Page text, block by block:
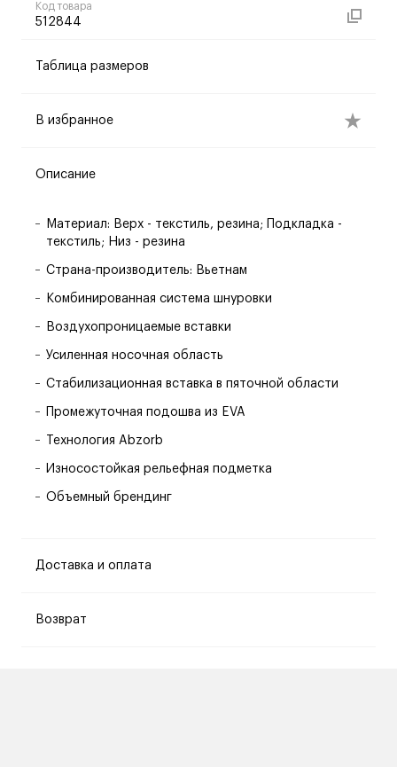
Код товара
512844
Таблица размеров
В избранное
Описание
Материал: Верх - текстиль, резина; Подкладка -
текстиль; Низ - резина
Страна-производитель: Вьетнам
Комбинированная система шнуровки
Воздухопроницаемые вставки
Усиленная носочная область
Стабилизационная вставка в пяточной области
Промежуточная подошва из EVA
Технология Abzorb
Износостойкая рельефная подметка
Объемный брендинг
Доставка и оплата
Возврат